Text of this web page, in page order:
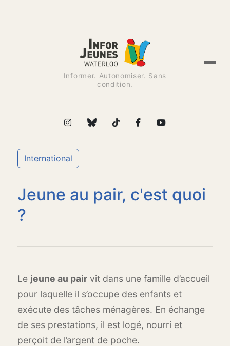
Informer. Autonomiser. Sans
condition.
International
Jeune au pair, c'est quoi
?
Le jeune au pair vit dans une famille d’accueil
pour laquelle il s’occupe des enfants et
exécute des tâches ménagères. En échange
de ses prestations, il est logé, nourri et
perçoit de l’argent de poche.